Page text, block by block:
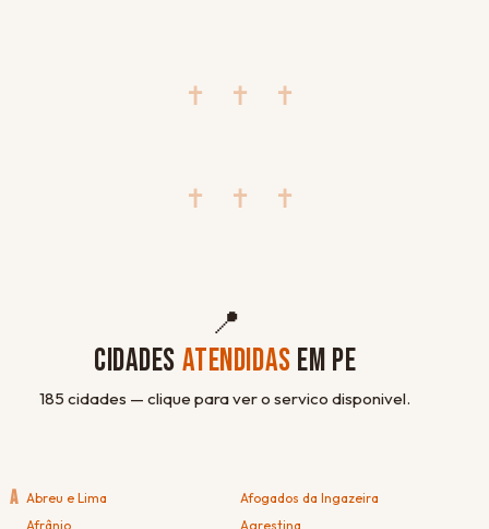
✝ ✝ ✝
✝ ✝ ✝
📍
CIDADES ATENDIDAS EM PE
185 cidades — clique para ver o servico disponivel.
A Abreu e Lima
Afogados da Ingazeira
Afrânio
Agrestina